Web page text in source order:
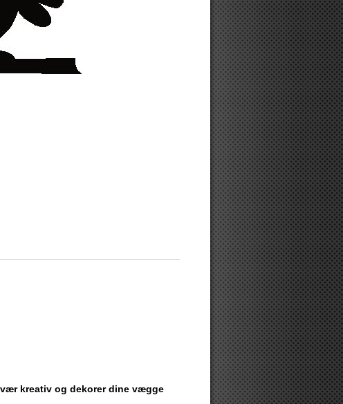
kreativ og dekorer dine vægge